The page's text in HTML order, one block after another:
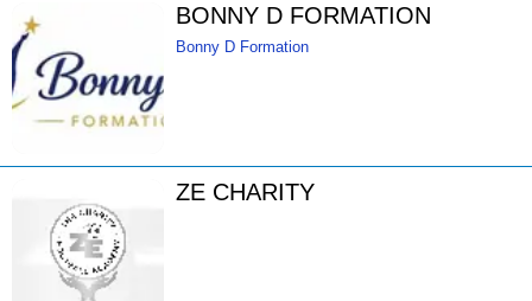
BONNY D FORMATION
Bonny D Formation
ZE CHARITY